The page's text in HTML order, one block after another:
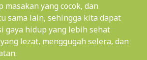
masakan yang cocok, dan
sama lain, sehingga kita dapat
gaya hidup yang lebih sehat
lezat, menggugah selera, dan